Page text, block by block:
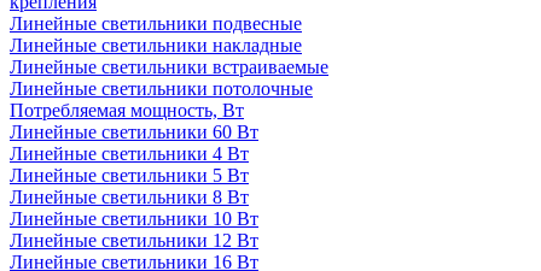
Линейные светильники подвесные
Линейные светильники накладные
Линейные светильники встраиваемые
Линейные светильники потолочные
Потребляемая мощность, Вт
Линейные светильники 60 Вт
Линейные светильники 4 Вт
Линейные светильники 5 Вт
Линейные светильники 8 Вт
Линейные светильники 10 Вт
Линейные светильники 12 Вт
Линейные светильники 16 Вт